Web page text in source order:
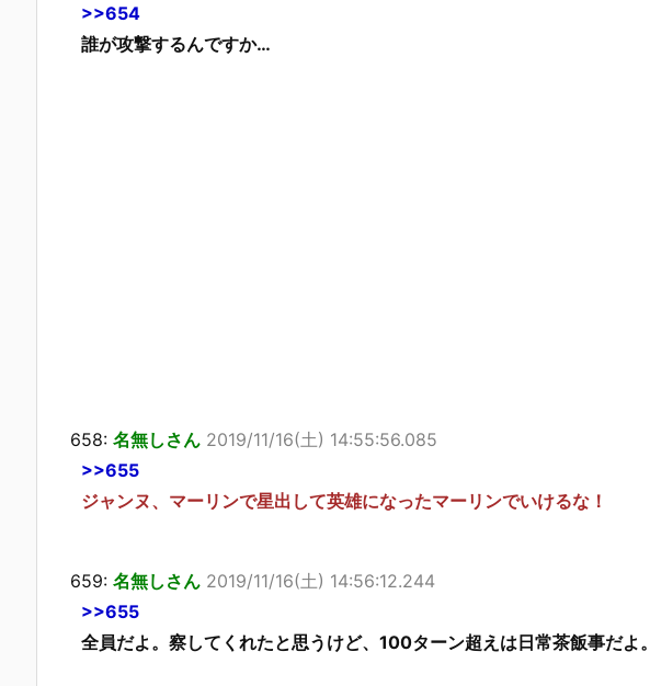
>>654
誰が攻撃するんですか…
658: 名無しさん 2019/11/16(土) 14:55:56.085
>>655
ジャンヌ、マーリンで星出して英雄になったマーリンでいけるな！
659: 名無しさん 2019/11/16(土) 14:56:12.244
>>655
全員だよ。察してくれたと思うけど、100ターン超えは日常茶飯事だよ。